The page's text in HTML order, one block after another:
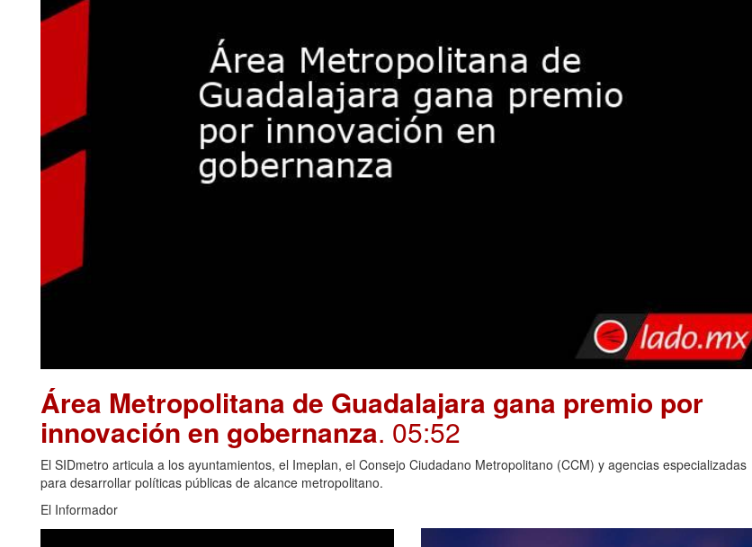
Área Metropolitana de Guadalajara gana premio por
innovación en gobernanza. 05:52
El SIDmetro articula a los ayuntamientos, el Imeplan, el Consejo Ciudadano Metropolitano (CCM) y agencias especializadas
para desarrollar políticas públicas de alcance metropolitano.
El Informador